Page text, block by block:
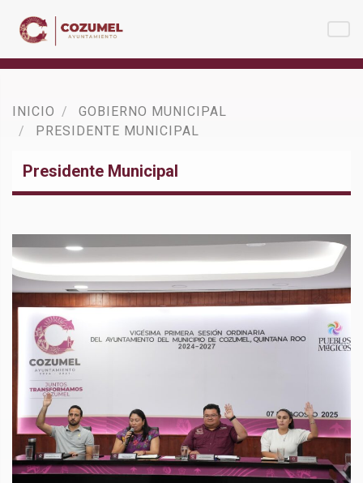
INICIO
GOBIERNO MUNICIPAL
PRESIDENTE MUNICIPAL
Presidente Municipal